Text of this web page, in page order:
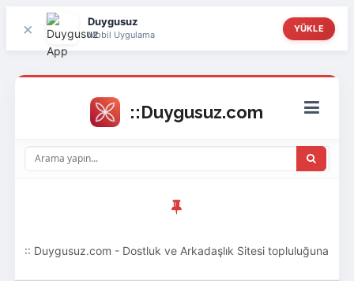
× Duygusuz
Mobil Uygulama
YÜKLE
:: Duygusuz.com - Dostluk ve Arkadaşlık Sitesi topluluğuna